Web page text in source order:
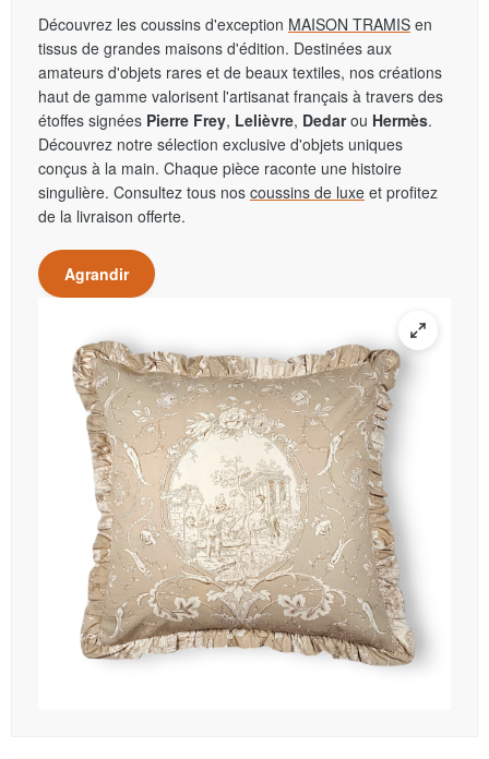
Découvrez les coussins d'exception MAISON TRAMIS en
tissus de grandes maisons d'édition. Destinées aux
amateurs d'objets rares et de beaux textiles, nos créations
haut de gamme valorisent l'artisanat français à travers des
étoffes signées Pierre Frey, Lelièvre, Dedarou Hermès.
Découvrez notre sélection exclusive d'objets uniques
conçus à la main. Chaque pièce raconte une histoire
singulière. Consultez tous nos coussins de luxe et profitez
de la livraison offerte.
Agrandir